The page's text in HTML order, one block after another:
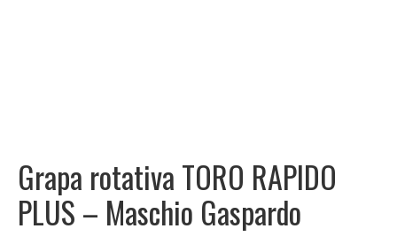
Grapa rotativa TORO RAPIDO
PLUS – Maschio Gaspardo